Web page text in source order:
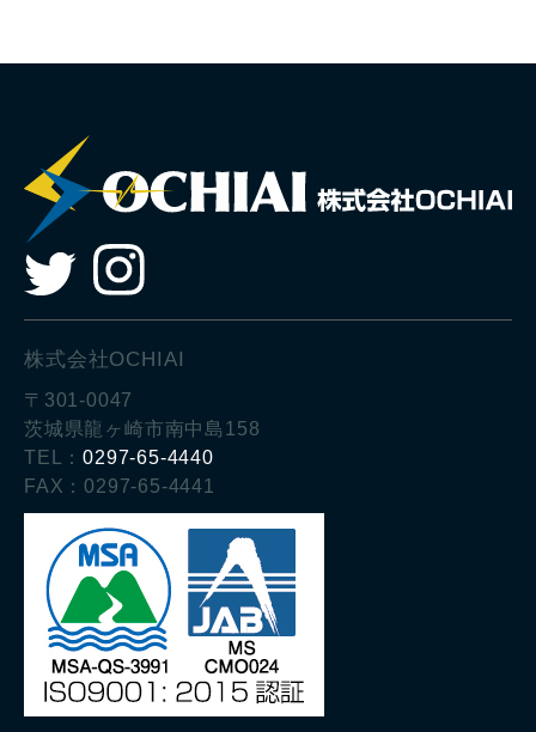
株式会社OCHIAI
〒301-0047
茨城県龍ヶ崎市南中島158
TEL：0297-65-4440
FAX：0297-65-4441